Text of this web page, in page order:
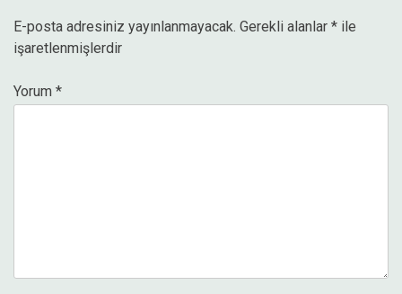
E-posta adresiniz yayınlanmayacak. Gerekli alanlar * ile
işaretlenmişlerdir
Yorum *